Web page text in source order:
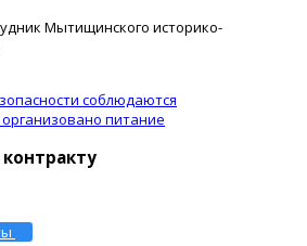
Мытищинского историко-
соблюдаются
питание